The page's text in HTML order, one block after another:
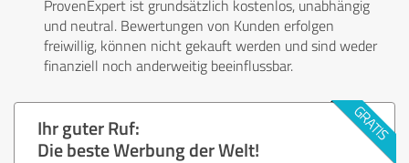
ProvenExpert ist grundsätzlich kostenlos, unabhängig
und neutral. Bewertungen von Kunden erfolgen
freiwillig, können nicht gekauft werden und sind weder
finanziell noch anderweitig beeinflussbar.
Ihr guter Ruf:
Die beste Werbung der Welt!